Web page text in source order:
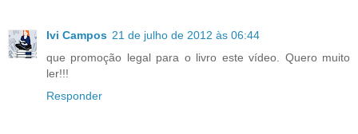
Ivi Campos 21 de julho de 2012 às 06:44
que promoção legal para o livro este vídeo. Quero muito
ler!!!
Responder